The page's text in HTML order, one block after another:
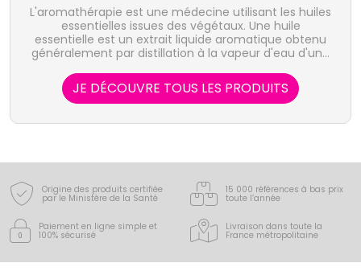
L'aromathérapie est une médecine utilisant les huiles
essentielles issues des végétaux. Une huile
essentielle est un extrait liquide aromatique obtenu
généralement par distillation à la vapeur d'eau d'une
représente la quintessence de la plante, sous forme
de concentré, riche d'une très grande variété de
substances actives. Le laboratoire Puressentiel
propose 41 huiles essentielles, 100% pures et
bien-être au quotidien pour toute la famille.
JE DÉCOUVRE TOUS LES PRODUITS
Origine des produits certifiée
par le Ministère de la Santé
15 000 références à bas prix
toute l’année
Paiement en ligne simple et
100% sécurisé
Livraison dans toute la
France métropolitaine